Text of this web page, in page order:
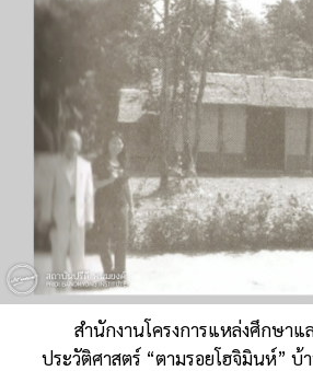
สำนักงานโครงการแหล่งศึกษาแ
ประวัติศาสตร์ “ตามรอยโฮจิมินห์” บ้